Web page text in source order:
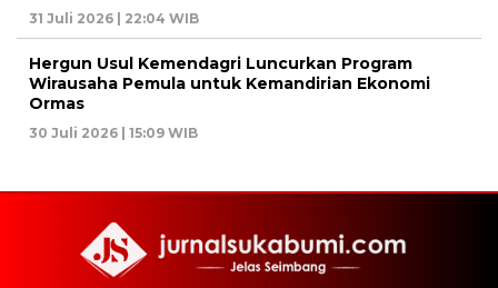
31 Juli 2026 | 22:04 WIB
Hergun Usul Kemendagri Luncurkan Program
Wirausaha Pemula untuk Kemandirian Ekonomi
Ormas
30 Juli 2026 | 15:09 WIB